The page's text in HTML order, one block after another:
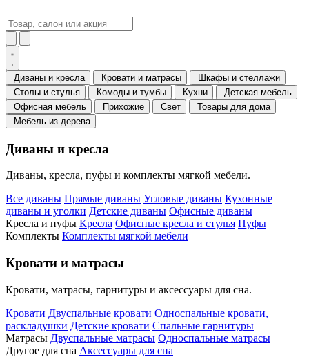
Диваны и кресла Кровати и матрасы
Шкафы и стеллажи
Столы и стулья
Комоды и тумбы Кухни
Детская мебель
Офисная мебель
Прихожие Свет
Товары для дома
Мебель из дерева
Диваны и кресла
Диваны, кресла, пуфы и комплекты мягкой мебели.
Все диваны Прямые диваны Угловые диваны Кухонные
диваны и уголки Детские диваны Офисные диваны
Кресла и пуфы Кресла Офисные кресла и стулья Пуфы
Комплекты Комплекты мягкой мебели
Кровати и матрасы
Кровати, матрасы, гарнитуры и аксессуары для сна.
Кровати Двуспальные кровати Односпальные кровати,
раскладушки Детские кровати Спальные гарнитуры
Матрасы Двуспальные матрасы Односпальные матрасы
Другое для сна Аксессуары для сна